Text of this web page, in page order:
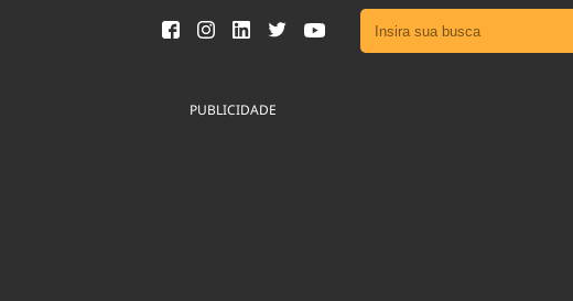
Ver todas as notícias
PUBLICIDADE